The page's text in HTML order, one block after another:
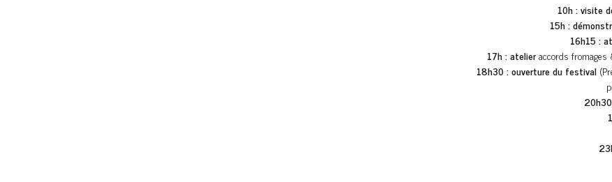
10h :visite
15h :
16h15 :
17h :atelieraccords
18h30 : ouverture du festival